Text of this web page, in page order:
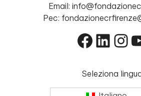
Email:
Pec:
Seleziona